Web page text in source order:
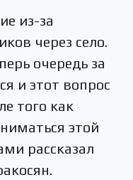
из-за
через село.
очередь за
и этот вопрос
того как
этой
рассказал